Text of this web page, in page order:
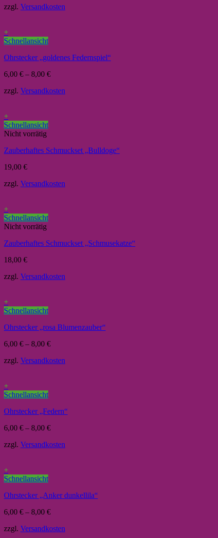
zzgl. Versandkosten
+
Schnellansicht
Ohrstecker „goldenes Federnspiel“
6,00 € – 8,00 €
zzgl. Versandkosten
+
Schnellansicht
Nicht vorrätig
Zauberhaftes Schmuckset „Bulldoge“
19,00 €
zzgl. Versandkosten
+
Schnellansicht
Nicht vorrätig
Zauberhaftes Schmuckset „Schmusekatze“
18,00 €
zzgl. Versandkosten
+
Schnellansicht
Ohrstecker „rosa Blumenzauber“
6,00 € – 8,00 €
zzgl. Versandkosten
+
Schnellansicht
Ohrstecker „Federn“
6,00 € – 8,00 €
zzgl. Versandkosten
+
Schnellansicht
Ohrstecker „Anker dunkellila“
6,00 € – 8,00 €
zzgl. Versandkosten